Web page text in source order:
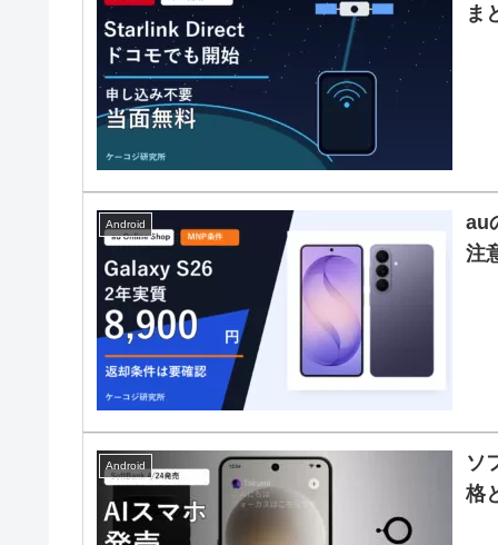
ま
Android
au
注
Android
ソ
格